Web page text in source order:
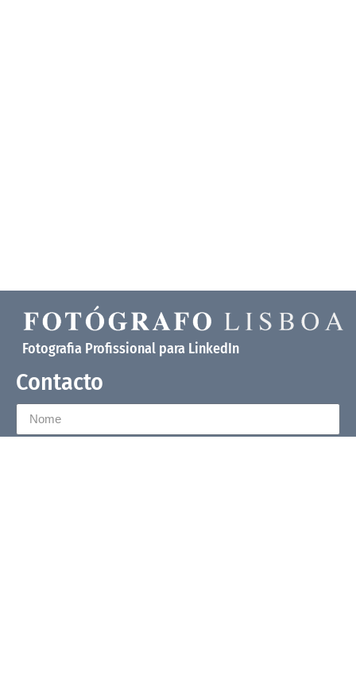
Fotografia Profissional para LinkedIn
Contacto